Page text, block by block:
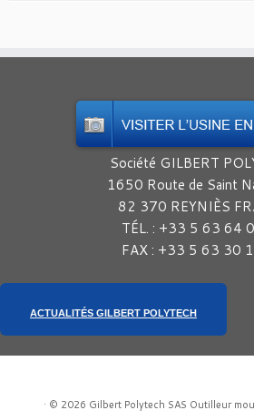
Société GILBERT
1650 Route de Saint
82 370 REYNIÈS
TÉL. : +33 5 63 64
FAX : +33 5 63 30
ACTUALITÉS GILBERT POLYTECH
· © 2026 Gilbert Polytech SAS Outilleur